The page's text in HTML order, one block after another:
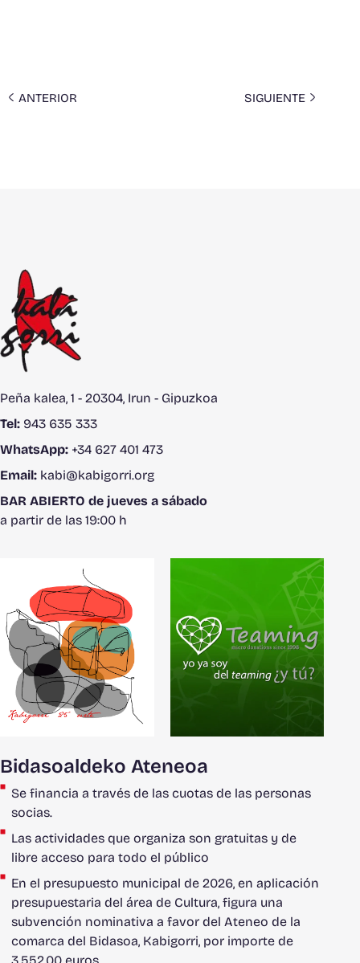
ANTERIOR SIGUIENTE
Peña kalea, 1 - 20304, Irun - Gipuzkoa
Tel: 943 635 333
WhatsApp: +34 627 401 473
Email: kabi@kabigorri.org
BAR ABIERTO de jueves a sábado
a partir de las 19:00 h
Bidasoaldeko Ateneoa
Se financia a través de las cuotas de las personas
socias.
Las actividades que organiza son gratuitas y de
libre acceso para todo el público
En el presupuesto municipal de 2026, en aplicación
presupuestaria del área de Cultura, figura una
subvención nominativa a favor del Ateneo de la
comarca del Bidasoa, Kabigorri, por importe de